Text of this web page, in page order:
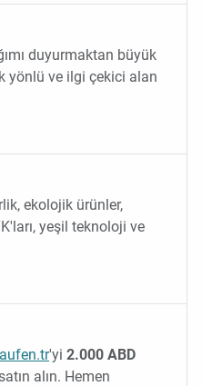
duyurmaktan büyük
yönlü ve ilgi çekici alan
ekolojik ürünler,
yeşil teknoloji ve
'yi 2.000 ABD
alın. Hemen